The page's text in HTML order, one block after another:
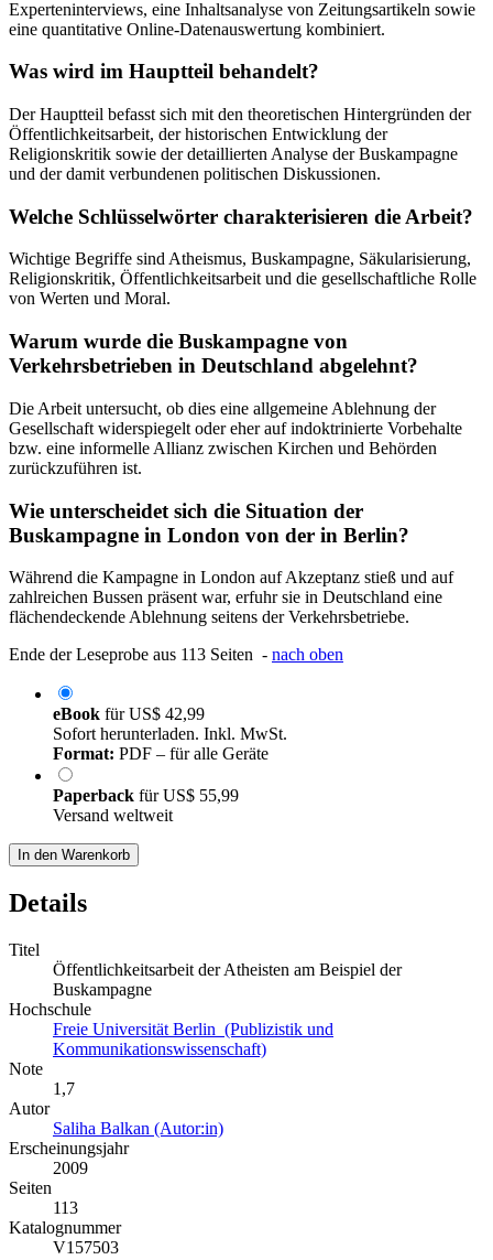
Experteninterviews, eine Inhaltsanalyse von Zeitungsartikeln sowie
eine quantitative Online-Datenauswertung kombiniert.
Was wird im Hauptteil behandelt?
Der Hauptteil befasst sich mit den theoretischen Hintergründen der
Öffentlichkeitsarbeit, der historischen Entwicklung der
Religionskritik sowie der detaillierten Analyse der Buskampagne
und der damit verbundenen politischen Diskussionen.
Welche Schlüsselwörter charakterisieren die Arbeit?
Wichtige Begriffe sind Atheismus, Buskampagne, Säkularisierung,
Religionskritik, Öffentlichkeitsarbeit und die gesellschaftliche Rolle
von Werten und Moral.
Warum wurde die Buskampagne von
Verkehrsbetrieben in Deutschland abgelehnt?
Die Arbeit untersucht, ob dies eine allgemeine Ablehnung der
Gesellschaft widerspiegelt oder eher auf indoktrinierte Vorbehalte
bzw. eine informelle Allianz zwischen Kirchen und Behörden
zurückzuführen ist.
Wie unterscheidet sich die Situation der
Buskampagne in London von der in Berlin?
Während die Kampagne in London auf Akzeptanz stieß und auf
zahlreichen Bussen präsent war, erfuhr sie in Deutschland eine
flächendeckende Ablehnung seitens der Verkehrsbetriebe.
Ende der Leseprobe aus 113 Seiten - nach oben
eBook fürUS$ 42,99
Sofort herunterladen. Inkl. MwSt.
Format: PDF – für alle Geräte
Paperback fürUS$ 55,99
Versand weltweit
In den Warenkorb
Details
Titel
Öffentlichkeitsarbeit der Atheisten am Beispiel der
Buskampagne
Hochschule
Freie Universität Berlin (Publizistik und
Kommunikationswissenschaft)
Note
1,7
Autor
Saliha Balkan (Autor:in)
Erscheinungsjahr
2009
Seiten
113
Katalognummer
V157503